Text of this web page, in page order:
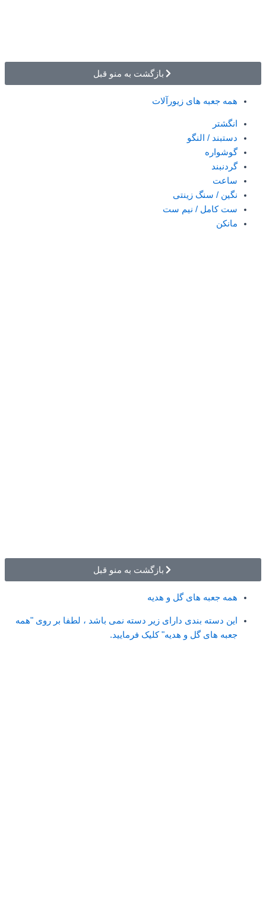
بازگشت به منو قبل
همه جعبه های زیورآلات
انگشتر
دستبند / النگو
گوشواره
گردنبند
ساعت
نگین / سنگ زینتی
ست کامل / نیم ست
مانکن
بازگشت به منو قبل
همه جعبه های گل و هدیه
این دسته بندی دارای زیر دسته نمی باشد ، لطفا بر روی "همه
جعبه های گل و هدیه" کلیک فرمایید.